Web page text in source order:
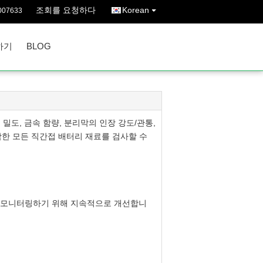
조회를 요청하다 Korean
기 BLOG
도, 금속 함량, 분리막의 인장 강도/관통,
모든 직간접 배터리 재료를 검사할 수
니터링하기 위해 지속적으로 개선합니